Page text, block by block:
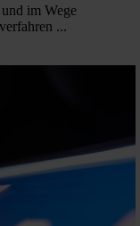
im Wege
...